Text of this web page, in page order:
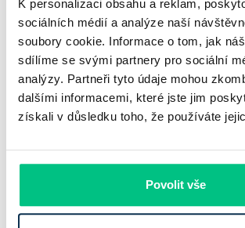
K personalizaci obsahu a reklam,
sociálních médií a analýze naší
soubory cookie. Informace o tom, jak
sdílíme se svými partnery pro sociální
analýzy. Partneři tyto údaje mohou
dalšími informacemi, které jste jim
získali v důsledku toho, že používáte
Povolit vše